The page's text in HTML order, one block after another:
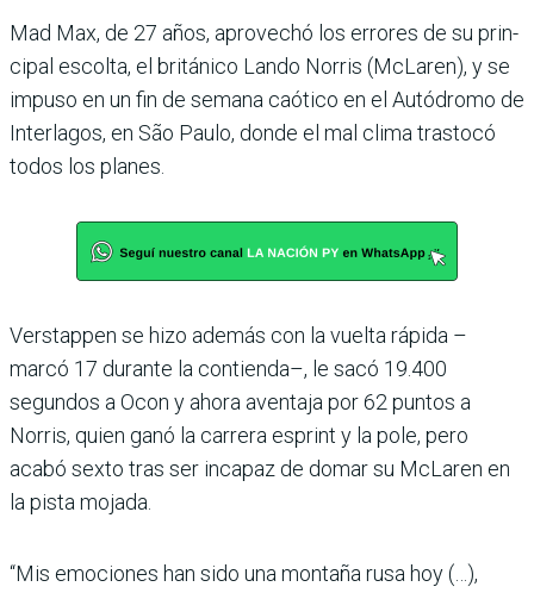
Mad Max, de 27 años, apro­vechó los errores de su prin­
cipal escolta, el británico Lando Norris (McLaren), y se
impuso en un fin de semana caótico en el Autódromo de
Interlagos, en São Paulo, donde el mal clima trastocó
todos los planes.
Verstappen se hizo además con la vuelta rápida –
marcó 17 durante la contienda–, le sacó 19.400
segundos a Ocon y ahora aventaja por 62 pun­tos a
Norris, quien ganó la carrera esprint y la pole, pero
acabó sexto tras ser incapaz de domar su McLaren en
la pista mojada.
“Mis emociones han sido una montaña rusa hoy (…),